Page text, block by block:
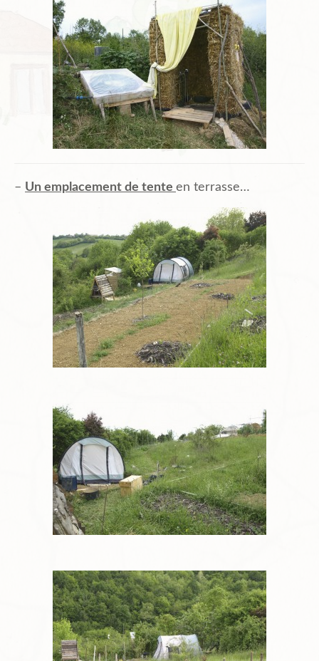
– Un emplacement de tente en terrasse…